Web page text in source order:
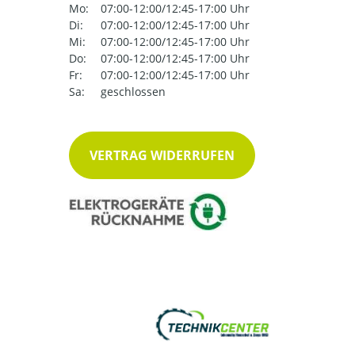
Mo:
07:00-12:00/12:45-17:00 Uhr
Di:
07:00-12:00/12:45-17:00 Uhr
Mi:
07:00-12:00/12:45-17:00 Uhr
Do:
07:00-12:00/12:45-17:00 Uhr
Fr:
07:00-12:00/12:45-17:00 Uhr
Sa:
geschlossen
VERTRAG WIDERRUFEN